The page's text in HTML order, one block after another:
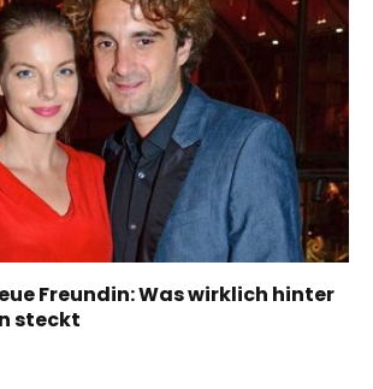
Freundin: Was wirklich hinter
steckt